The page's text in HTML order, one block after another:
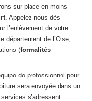
sur place en moins
. Appelez-nous dès
l’enlèvement de votre
département de l’Oise,
(formalités
de professionnel pour
sera envoyée dans un
s’adressent